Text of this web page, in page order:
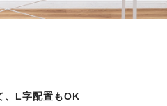
、L字配置もOK